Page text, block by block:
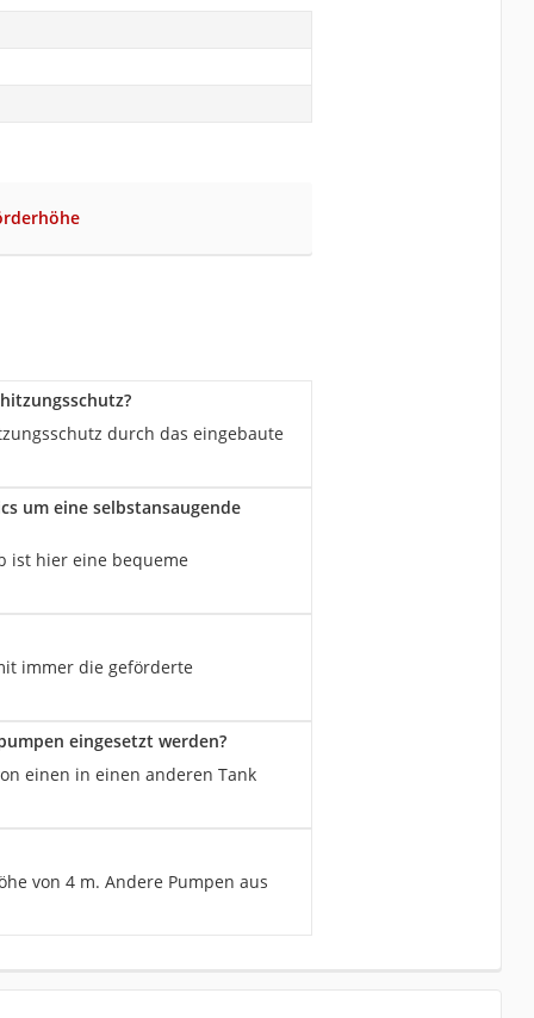
durch das eingebaute
um eine selbstansaugende
ist hier eine bequeme
immer die geförderte
eingesetzt werden?
einen in einen anderen Tank
von 4 m. Andere Pumpen aus